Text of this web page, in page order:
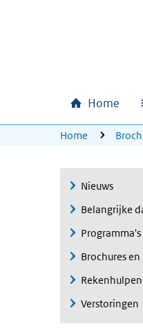
Hoofdnavigatie
Home
U bevindt zich
Home
Nieuws
Belangrijke
Brochures
Rekenhulpen
Verstoringen